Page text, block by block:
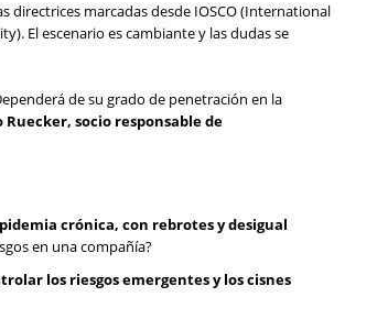
directrices marcadas desde IOSCO (International
El escenario es cambiante y las dudas se
de su grado de penetración en la
Ruecker, socio responsable de
crónica, con rebrotes y desigual
en una compañía?
los riesgos emergentes y los cisnes